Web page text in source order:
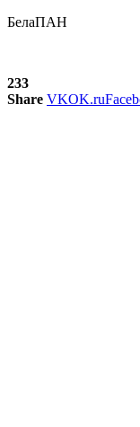
БелаПАН
233
Share VKOK.ru